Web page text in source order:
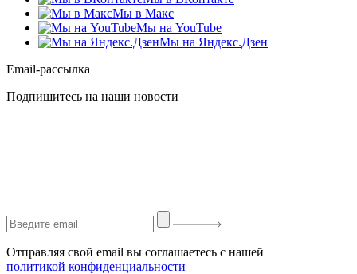
Мы в Макс
Мы на YouTube
Мы на Яндекс.Дзен
Email-рассылка
Подпишитесь на наши новости
Отправляя свой email вы соглашаетесь с нашей
политикой конфиденциальности